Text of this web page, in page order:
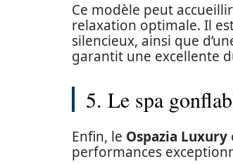
Ce modèle peut
relaxation optimale. Il
silencieux, ainsi que
garantit une excellente
5. Le spa
Enfin, le Ospazia Luxury
performances